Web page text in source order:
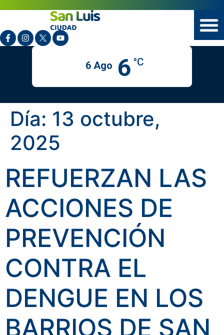
6 Ago 6 °C
Día: 13 octubre,
2025
REFUERZAN LAS
ACCIONES DE
PREVENCIÓN
CONTRA EL
DENGUE EN LOS
BARRIOS DE SAN